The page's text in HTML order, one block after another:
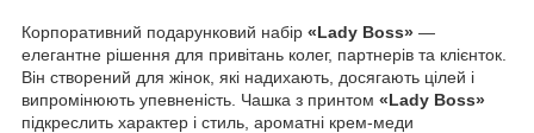
Корпоративний подарунковий набір «Lady Boss» —
елегантне рішення для привітань колег, партнерів та клієнток.
Він створений для жінок, які надихають, досягають цілей і
випромінюють упевненість. Чашка з принтом «Lady Boss»
підкреслить характер і стиль, ароматні крем-меди